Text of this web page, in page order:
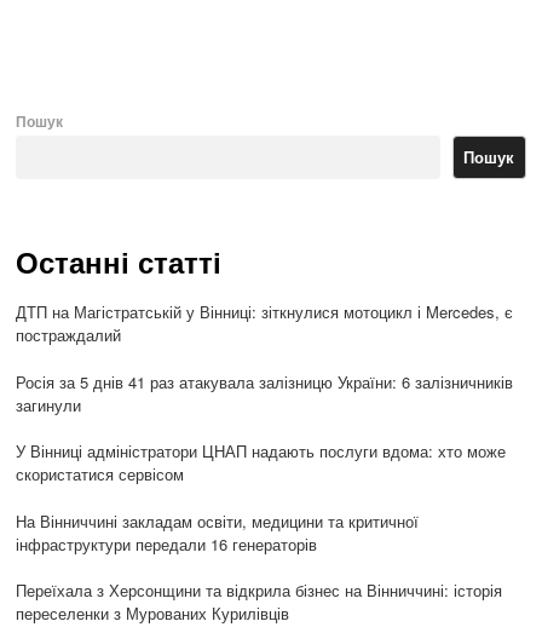
Пошук
Пошук
Останні статті
ДТП на Магістратській у Вінниці: зіткнулися мотоцикл і Mercedes, є
постраждалий
Росія за 5 днів 41 раз атакувала залізницю України: 6 залізничників
загинули
У Вінниці адміністратори ЦНАП надають послуги вдома: хто може
скористатися сервісом
На Вінниччині закладам освіти, медицини та критичної
інфраструктури передали 16 генераторів
Переїхала з Херсонщини та відкрила бізнес на Вінниччині: історія
переселенки з Мурованих Курилівців